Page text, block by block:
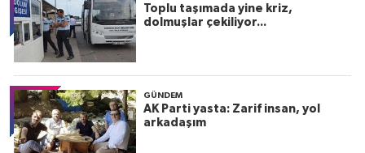
Toplu taşımada yine kriz,
dolmuşlar çekiliyor...
GÜNDEM
AK Parti yasta: Zarif insan, yol
arkadaşım